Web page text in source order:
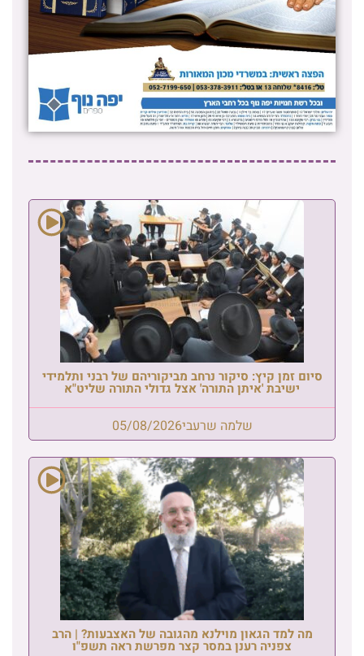
סיום זמן קיץ: סיקור נרחב מביקוריהם של רבני ותלמידי
ישיבת 'איתן התורה' אצל גדולי התורה שליט"א
שלמה שרעבי05/08/2026
מה למד הגאון מוילנא מהגובה של האצבעות? | הרב
צפניה רענן במסר קצר מפרשת ראה תשפ"ו